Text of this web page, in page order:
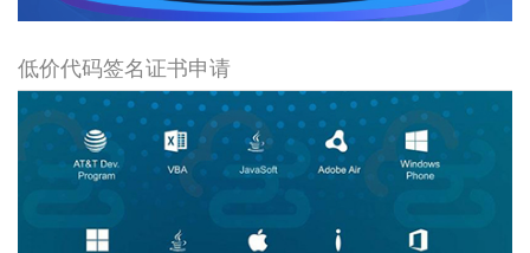
低价代码签名证书申请